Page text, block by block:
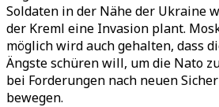
Soldaten in der Nähe der Ukraine
der Kreml eine Invasion plant.
möglich wird auch gehalten, dass
Ängste schüren will, um die Nato
bei Forderungen nach neuen
bewegen.